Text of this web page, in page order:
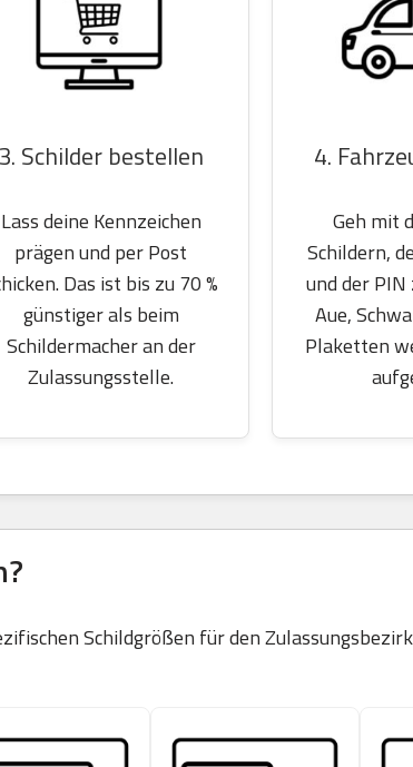
3. Schilder bestellen
Lass deine Kennzeichen
prägen und per Post
Das ist bis zu 70 %
günstiger als beim
Schildermacher an der
Zulassungsstelle.
4.
Geh mit
Schildern,
und der
Aue,
Plaketten
Schildgrößen für den